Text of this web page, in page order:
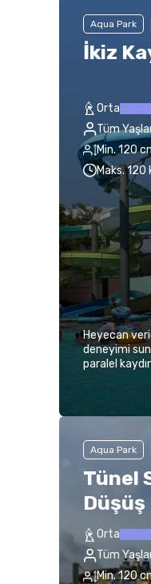
Aqua Park
İkiz
Orta
Tüm
Min. 120
Maks. 120
Heyecan
deneyimi
paralel
Aqua Park
Tünel
Düşüş
Orta
Tüm
Min. 120